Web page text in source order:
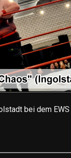
bei dem EWS